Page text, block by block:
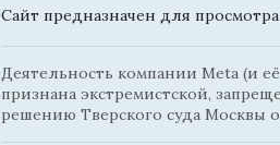
Сайт предназначен для
Деятельность компании Meta (и
признана экстремистской,
решению Тверского суда Москвы